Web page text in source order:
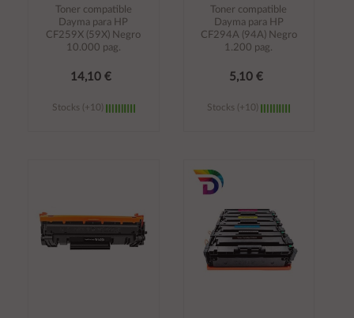
Toner compatible
Dayma para HP
CF259X (59X) Negro
10.000 pag.
14,10 €
Stocks (+10)
Toner compatible
Dayma para HP
CF294A (94A) Negro
1.200 pag.
5,10 €
Stocks (+10)